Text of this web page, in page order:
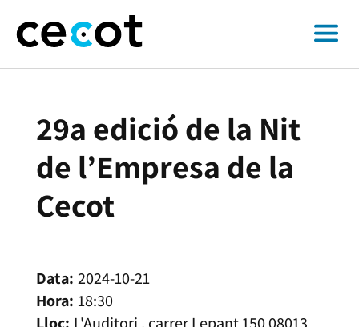
29a edició de la Nit
de l’Empresa de la
Cecot
2024-10-21
18:30